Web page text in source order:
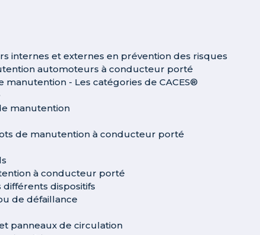
internes et externes en prévention des risques
automoteurs à conducteur porté
manutention - Les catégories de CACES®
manutention
de manutention à conducteur porté
à conducteur porté
dispositifs
de défaillance
panneaux de circulation